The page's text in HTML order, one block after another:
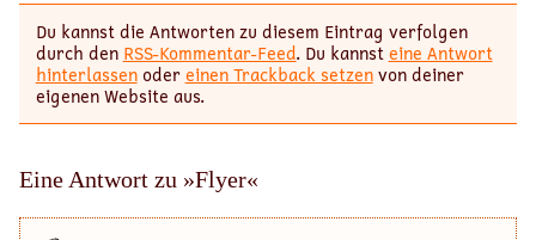
Du kannst die Antworten zu diesem Eintrag verfolgen
durch den RSS-Kommentar-Feed. Du kannsteine Antwort
hinterlassenodereinen Trackback setzenvon deiner
eigenen Website aus.
Eine Antwort zu »Flyer«